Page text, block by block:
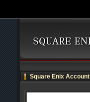
Square Enix Account